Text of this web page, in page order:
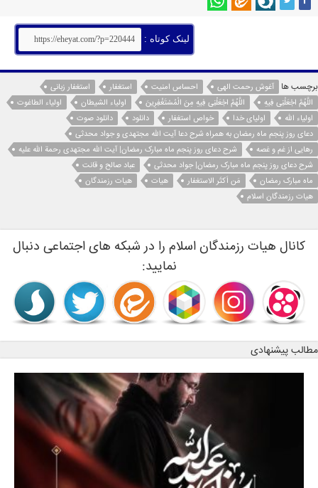
لینک کوتاه :
برچسب ها آغوش رحمت الهی احساس امنیت استغفار
استغفار زبانی
اللَّهُمَّ اجْعَلْنِی فِیهِ
اللَّهُمَّ اجْعَلْنِی فِیهِ مِنَ الْمُسْتَغْفِرِینَ اولياء الشيطان
اولياء الطاغوت
اولياء الله
اولياى خدا خواص استغفار دانلود
دانلود صوت
دعای روز پنجم ماه رمضان به همراه شرح دعا آیت الله مجتهدی و جواد محدثی
رهایی از غم و غصه
شرح دعای روز پنجم ماه مبارک رمضان| آیت الله مجتهدی رحمة الله علیه
شرح دعای روز پنجم ماه مبارک رمضان| جواد محدثی
عباد صالح و قانت
ماه مبارک رمضان
مَن اَکثَر الاستغفار هیات
هیات رزمندگان
هیات رزمندگان اسلام
کانال هیات رزمندگان اسلام را در شبکه های اجتماعی دنبال
نمایید:
مطالب پیشنهادی